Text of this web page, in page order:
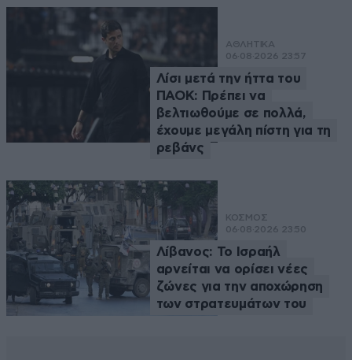
ΑΘΛΗΤΙΚΑ
06·08·2026 23:57
Λίσι μετά την ήττα του
ΠΑΟΚ: Πρέπει να
βελτιωθούμε σε πολλά,
έχουμε μεγάλη πίστη για τη
ρεβάνς
ΚΟΣΜΟΣ
06·08·2026 23:50
Λίβανος: Το Ισραήλ
αρνείται να ορίσει νέες
ζώνες για την αποχώρηση
των στρατευμάτων του